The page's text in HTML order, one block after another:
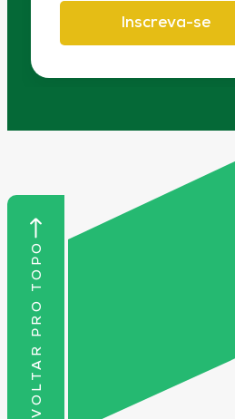
Inscreva-se
VOLTAR PRO TOPO